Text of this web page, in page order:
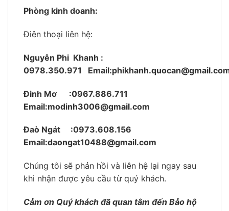
Phòng kinh doanh:
Điên thoại liên hệ:
Nguyễn Phi Khanh :
0978.350.971
Đinh Mơ :0967.886.711
Email:modinh3006@gmail.com
Đaò Ngát :0973.608.156
Email:daongat10488@gmail.com
Chúng tôi sẽ phản hồi và liên hệ lại ngay sau
khi nhận được yêu cầu từ quý khách.
Cảm ơn Quý khách đã quan tâm đến Bảo hộ